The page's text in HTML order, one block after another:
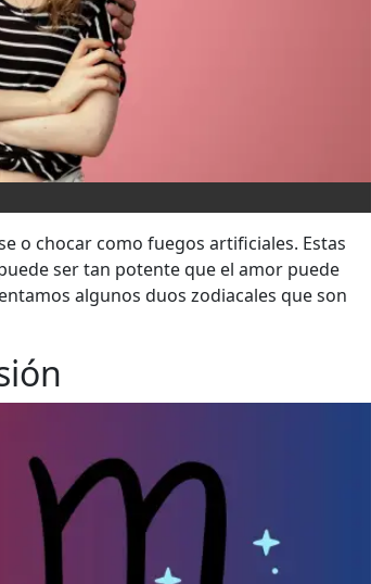
o chocar como fuegos artificiales. Estas
ser tan potente que el amor puede
algunos duos zodiacales que son